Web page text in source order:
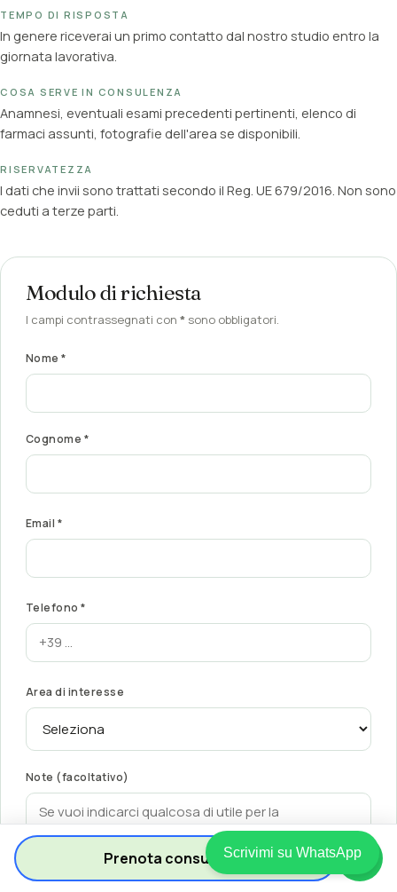
TEMPO DI RISPOSTA
In genere riceverai un primo contatto dal nostro studio entro la
giornata lavorativa.
COSA SERVE IN CONSULENZA
Anamnesi, eventuali esami precedenti pertinenti, elenco di
farmaci assunti, fotografie dell'area se disponibili.
RISERVATEZZA
I dati che invii sono trattati secondo il Reg. UE 679/2016. Non sono
ceduti a terze parti.
Modulo di richiesta
I campi contrassegnati con * sono obbligatori.
Nome *
Cognome *
Email *
Telefono *
Area di interesse
Note (facoltativo)
Prenota consulenzaScrivimi su WhatsApp